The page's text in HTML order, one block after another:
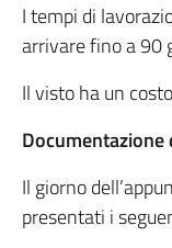
I tempi di
arrivare fino a 90
Il visto ha un
Il giorno
presentati i